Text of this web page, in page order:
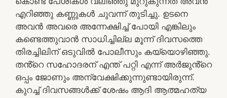
എറിഞ്ഞു കണ്ണുകൾ ചുവന്ന് തുടിച്ചു. ഉടനെ
അവൻ അവരെ അന്നേക്ഷിച്ച് പോയി എങ്കിലും
കണ്ടെത്തുവാൻ സാധിച്ചില്ല മൂന്ന് ദിവസത്തെ
തിരച്ചിലിന് ഒടുവിൽ പോലീസും കയ്യൊഴിഞ്ഞു.
തൻ്റെ സഹോദരന് എന്ത് പറ്റി എന്ന് അർജുൻ്റെ
ഒപ്പം ജോണും അന്വേക്ഷിക്കുന്നുണ്ടായിരുന്ന്.
കുറച്ച് ദിവസങ്ങൾക്ക് ശേഷം ആദി ആത്മഹത്യ